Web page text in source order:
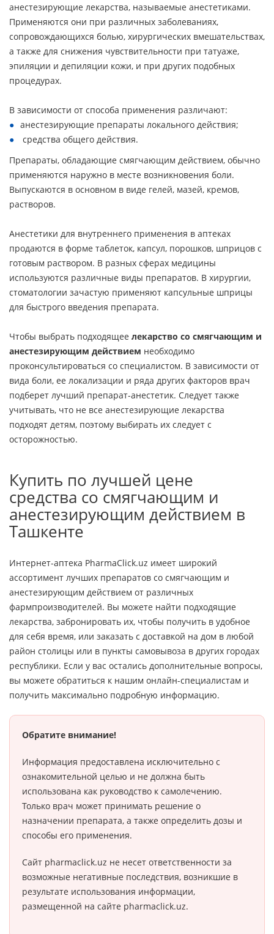
анестезирующие лекарства, называемые анестетиками.
Применяются они при различных заболеваниях,
сопровождающихся болью, хирургических вмешательствах,
а также для снижения чувствительности при татуаже,
эпиляции и депиляции кожи, и при других подобных
процедурах.
В зависимости от способа применения различают:
анестезирующие препараты локального действия;
средства общего действия.
Препараты, обладающие смягчающим действием, обычно
применяются наружно в месте возникновения боли.
Выпускаются в основном в виде гелей, мазей, кремов,
растворов.
Анестетики для внутреннего применения в аптеках
продаются в форме таблеток, капсул, порошков, шприцов с
готовым раствором. В разных сферах медицины
используются различные виды препаратов. В хирургии,
стоматологии зачастую применяют капсульные шприцы
для быстрого введения препарата.
Чтобы выбрать подходящее лекарство со смягчающим и
анестезирующим действием необходимо
проконсультироваться со специалистом. В зависимости от
вида боли, ее локализации и ряда других факторов врач
подберет лучший препарат-анестетик. Следует также
учитывать, что не все анестезирующие лекарства
подходят детям, поэтому выбирать их следует с
осторожностью.
Купить по лучшей цене
средства со смягчающим и
анестезирующим действием в
Ташкенте
Интернет-аптека PharmaClick.uz имеет широкий
ассортимент лучших препаратов со смягчающим и
анестезирующим действием от различных
фармпроизводителей. Вы можете найти подходящие
лекарства, забронировать их, чтобы получить в удобное
для себя время, или заказать с доставкой на дом в любой
район столицы или в пункты самовывоза в других городах
республики. Если у вас остались дополнительные вопросы,
вы можете обратиться к нашим онлайн-специалистам и
получить максимально подробную информацию.
Обратите внимание!
Информация предоставлена исключительно с
ознакомительной целью и не должна быть
использована как руководство к самолечению.
Только врач может принимать решение о
назначении препарата, а также определить дозы и
способы его применения.
Сайт pharmaclick.uz не несет ответственности за
возможные негативные последствия, возникшие в
результате использования информации,
размещенной на сайте pharmaclick.uz.